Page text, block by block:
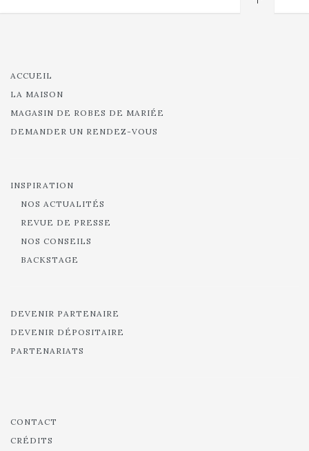
ACCUEIL
LA MAISON
MAGASIN DE ROBES DE MARIÉE
DEMANDER UN RENDEZ-VOUS
INSPIRATION
NOS ACTUALITÉS
REVUE DE PRESSE
NOS CONSEILS
BACKSTAGE
DEVENIR PARTENAIRE
DEVENIR DÉPOSITAIRE
PARTENARIATS
CONTACT
CRÉDITS